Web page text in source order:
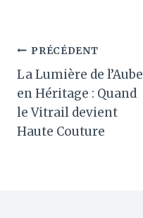
e
b
o
o
k
g
er
Navigation
de
l’article
PRÉCÉDENT
La Lumière de l’Aube
en Héritage : Quand
le Vitrail devient
Haute Couture